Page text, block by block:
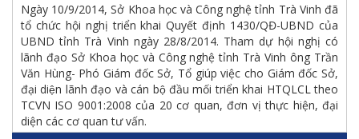
Ngày 10/9/2014, Sở Khoa học và Công nghệ tỉnh Trà Vinh đã
tổ chức hội nghị triển khai Quyết định 1430/QĐ-UBND của
UBND tỉnh Trà Vinh ngày 28/8/2014. Tham dự hội nghị có
lãnh đạo Sở Khoa học và Công nghệ tỉnh Trà Vinh ông Trần
Văn Hùng- Phó Giám đốc Sở, Tổ giúp việc cho Giám đốc Sở,
đại diện lãnh đạo và cán bộ đầu mối triển khai HTQLCL theo
TCVN ISO 9001:2008 của 20 cơ quan, đơn vị thực hiện, đại
diện các cơ quan tư vấn.